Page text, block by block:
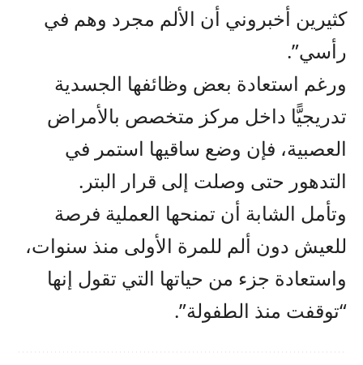
كثيرين أخبروني أن الألم مجرد وهم في
رأسي”.
ورغم استعادة بعض وظائفها الجسدية
تدريجيًّا داخل مركز متخصص بالأمراض
العصبية، فإن وضع ساقيها استمر في
التدهور حتى وصلت إلى قرار البتر.
وتأمل الشابة أن تمنحها العملية فرصة
للعيش دون ألم للمرة الأولى منذ سنوات،
واستعادة جزء من حياتها التي تقول إنها
“توقفت منذ الطفولة”.